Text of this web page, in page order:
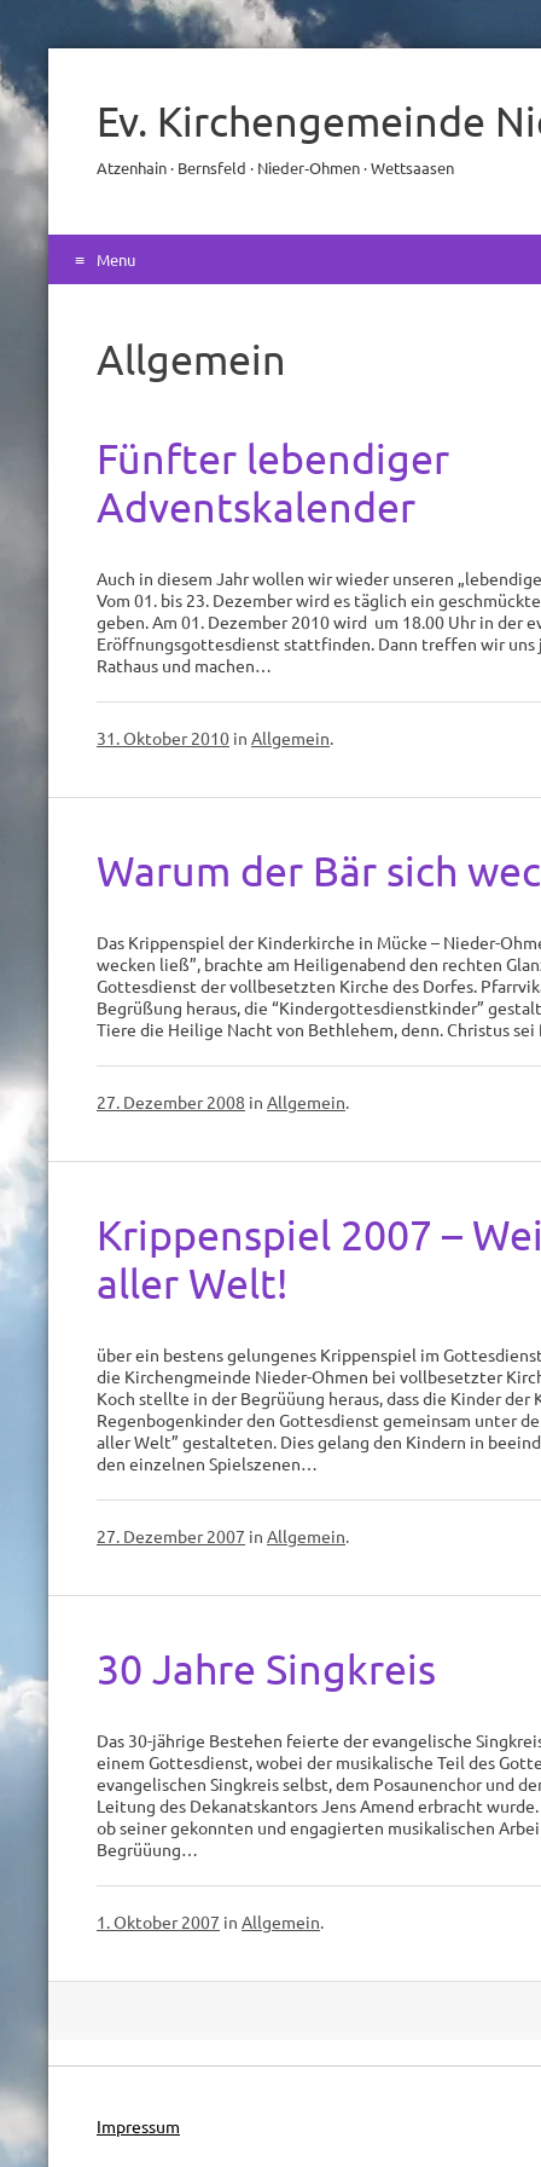
Ev. Kirchengemeinde
Atzenhain · Bernsfeld · Nieder‑Ohmen · Wettsaasen
Menu
contentAllgemein
Fünfter lebendiger
Adventskalender
Auch in diesem Jahr wollen wir wieder unseren
Vom 01. bis 23. Dezember wird es täglich ein
geben. Am 01. Dezember 2010 wird um 18.00 Uhr in der
Eröffnungsgottesdienst stattfinden. Dann treffen wir uns
Rathaus und machen…
31. Oktober 2010 in Allgemein.
Warum der Bär sich
Das Krippenspiel der Kinderkirche in Mücke – Nieder-
wecken ließ”, brachte am Heiligenabend den rechten
Gottesdienst der vollbesetzten Kirche des Dorfes.
Begrüßung heraus, die “Kindergottesdienstkinder”
Tiere die Heilige Nacht von Bethlehem, denn. Christus
27. Dezember 2008 in Allgemein.
Krippenspiel 2007 –
aller Welt!
über ein bestens gelungenes Krippenspiel im
die Kirchengmeinde Nieder-Ohmen bei vollbesetzter
Koch stellte in der Begrüüung heraus, dass die Kinder der
Regenbogenkinder den Gottesdienst gemeinsam unter
aller Welt” gestalteten. Dies gelang den Kindern in
den einzelnen Spielszenen…
27. Dezember 2007 in Allgemein.
30 Jahre Singkreis
Das 30-jährige Be­stehen feierte der evangelische
einem Gottes­dienst, wobei der musikalische Teil des
evangelischen Sing­kreis selbst, dem Posaunenchor und
Leitung des Deka­natskantors Jens Amend erbracht
ob seiner ge­konnten und engagierten musikalischen
Begrüüung…
1. Oktober 2007 in Allgemein.
navigation
Impressum